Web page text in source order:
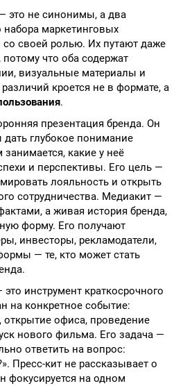
это не синонимы, а два
набора маркетинговых
своей ролью. Их путают даже
что оба содержат
визуальные материалы и
кроется не в формате, а
.
презентация бренда. Он
дать глубокое понимание
какие у неё
и перспективы. Его цель —
лояльность и открыть
сотрудничества. Медиакит —
а живая история бренда,
форму. Его получают
инвесторы, рекламодатели,
— те, кто может стать
это инструмент краткосрочного
на конкретное событие:
открытие офиса, проведение
нового фильма. Его задача —
ответить на вопрос:
Пресс-кит не рассказывает о
на одном